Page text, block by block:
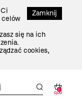
Zamknij
celów
się na ich
cookies,
0
0,00